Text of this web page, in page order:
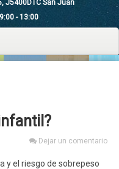
J5400DTC San Juan
- 13:00
Dejar un comentario
y el riesgo de sobrepeso